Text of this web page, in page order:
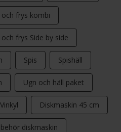
och frys kombi
och frys Side by side
Spis Spishäll
Ugn och häll paket
Vinkyl Diskmaskin 45 cm
diskmaskin